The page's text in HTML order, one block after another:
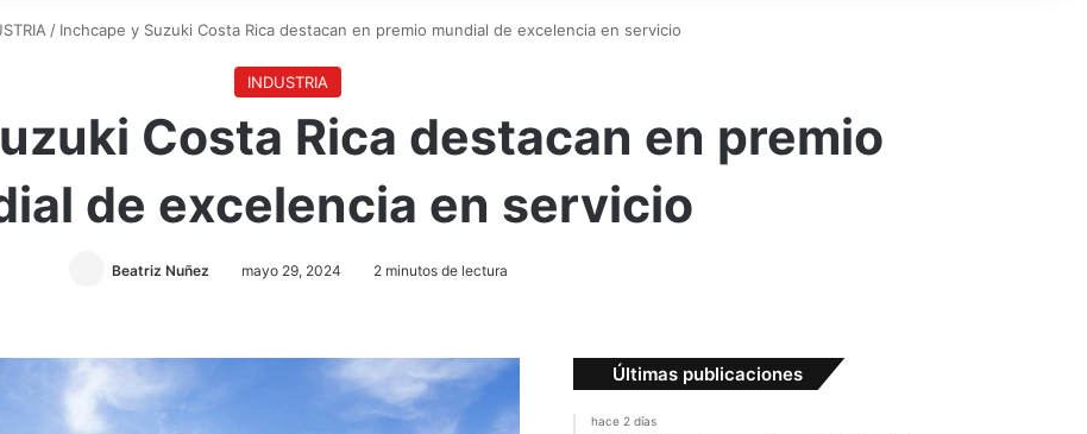
/ Inchcape y Suzuki Costa Rica destacan en premio mundial de excelencia en servicio
INDUSTRIA
Costa Rica destacan en premio
de excelencia en servicio
Beatriz Nuñez mayo 29, 2024 2 minutos de lectura
Últimas publicaciones
hace 2 días